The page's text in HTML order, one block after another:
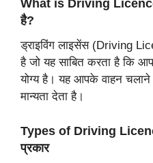
What is Driving
है?
ड्राइविंग लाइसेंस (Driving
है जो यह साबित करता है कि
योग्य है। यह आपके वाहन
मान्यता देता है।
Types of Driving
प्रकार